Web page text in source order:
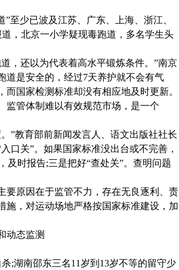
”至少已波及江苏、广东、上海、浙江、
，北京一小学疑现毒跑道，多名学生头
，还以为代表着高水平锻炼条件。 ”南京
道是安全的，经过7天养护就不会有气
国家检测标准却没有相应地及时更新。
管体制难以有效规范市场，是一个
”教育部前新闻发言人、语文出版社社长
入口关”。如果国家标准没出台或不完善，
及时报告;三是把好“查处关”。查明问题
原因在于监管不力，存在无良逐利、责
施，对运动场地严格按国家标准建设，加
动态监测
杀;湖南邵东三名11岁到 13岁不等的留守少